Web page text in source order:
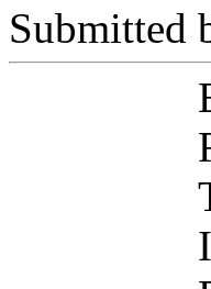
Submitted